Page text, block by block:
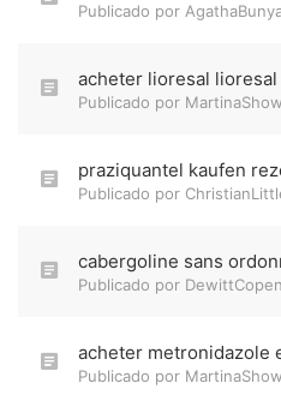
Publicado por
acheter lioresal
Publicado por
praziquantel kaufen
Publicado por
cabergoline sans
Publicado por
acheter metronidazole
Publicado por